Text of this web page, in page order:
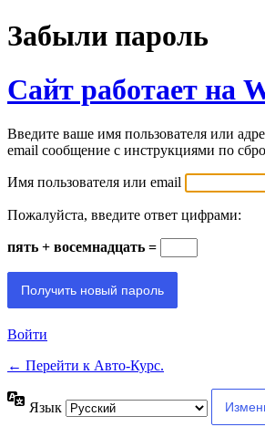
Забыли пароль
Сайт работает на
Введите ваше имя пользователя или
email сообщение с инструкциями по
Имя пользователя или email
Пожалуйста, введите ответ цифрами:
пять + восемнадцать =
Войти
← Перейти к Авто-Курс.
Язык